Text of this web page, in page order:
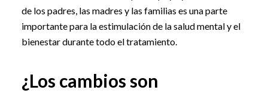
de los padres, las madres y las familias es una parte
importante para la estimulación de la salud mental y el
bienestar durante todo el tratamiento.
¿Los cambios son